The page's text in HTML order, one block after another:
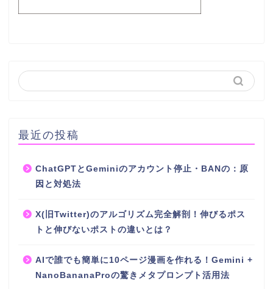
最近の投稿
ChatGPTとGeminiのアカウント停止・BANの：原
因と対処法
X(旧Twitter)のアルゴリズム完全解剖！伸びるポス
トと伸びないポストの違いとは？
AIで誰でも簡単に10ページ漫画を作れる！Gemini +
NanoBananaProの驚きメタプロンプト活用法